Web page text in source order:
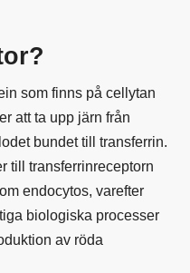
som finns på cellytan
att ta upp järn från
bundet tilltransferrin.
till transferrinreceptorn
endocytos, varefter
biologiska processer
av röda